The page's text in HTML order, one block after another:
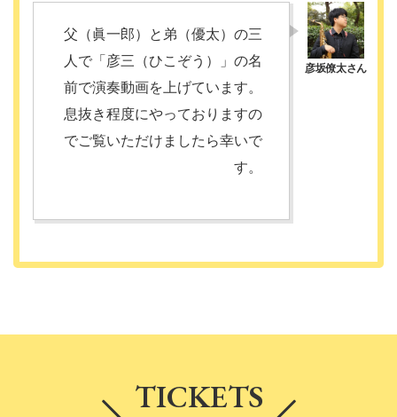
父（眞一郎）と弟（優太）の三
人で「彦三（ひこぞう）」の名
前で演奏動画を上げています。
息抜き程度にやっておりますの
でご覧いただけましたら幸いで
す。
TICKETS